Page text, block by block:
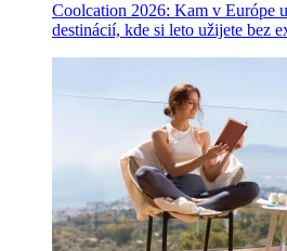
Coolcation 2026: Kam v Európe
destinácií, kde si leto užijete bez